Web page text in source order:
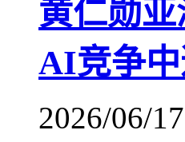
黄仁勋
AI竞争
2026/06/17